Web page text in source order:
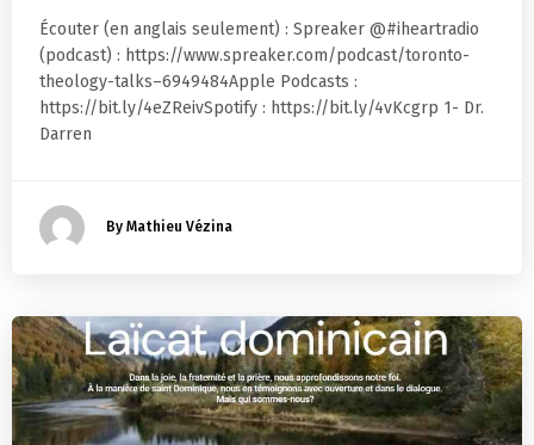
Écouter (en anglais seulement) : Spreaker @#iheartradio
(podcast) : https://www.spreaker.com/podcast/toronto-
theology-talks–6949484Apple Podcasts :
https://bit.ly/4eZReivSpotify : https://bit.ly/4vKcgrp 1- Dr.
Darren
By Mathieu Vézina